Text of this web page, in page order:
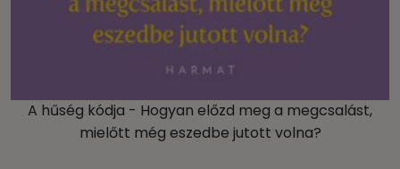
A hűség kódja - Hogyan előzd meg a megcsalást,
mielőtt még eszedbe jutott volna?